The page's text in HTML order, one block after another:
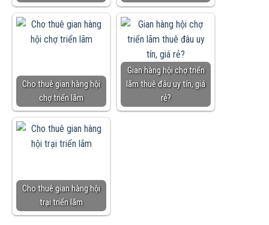
Cho thuê gian hàng hội
chợ triển lãm
Gian hàng hội chợ triển
lãm thuê đâu uy tín, giá
rẻ?
Cho thuê gian hàng hội
trại triển lãm